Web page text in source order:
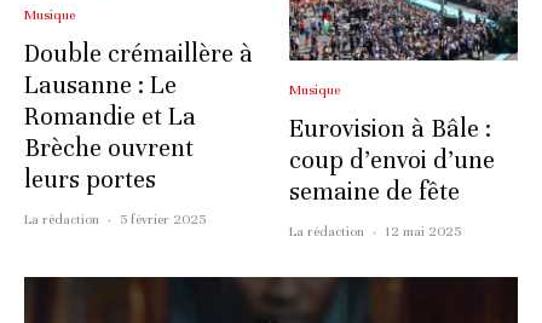
Musique
Double crémaillère à
Lausanne : Le
Romandie et La
Brèche ouvrent
leurs portes
La rédaction · 5 février 2025
Musique
Eurovision à Bâle :
coup d’envoi d’une
semaine de fête
La rédaction · 12 mai 2025